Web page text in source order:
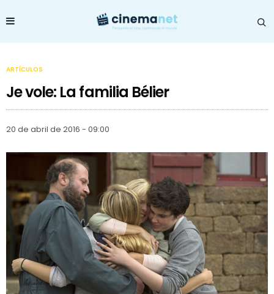
ARTÍCULOS
Je vole: La familia Bélier
20 de abril de 2016 - 09:00